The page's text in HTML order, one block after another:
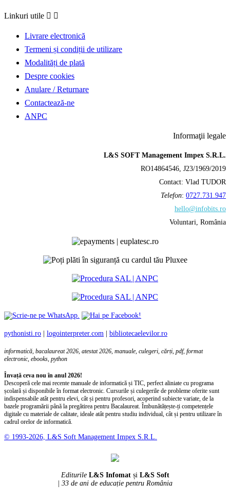
Linkuri utile  
Livrare electronică
Termeni și condiții de utilizare
Modalități de plată
Despre cookies
Anulare / Returnare
Contactează-ne
ANPC
Informaţii legale
L&S SOFT Management Impex S.R.L.
RO14864546, J23/1969/2019
Contact: Vlad TUDOR
Telefon: 0727.731.947
hello@infobits.ro
Voluntari, România
pythonisti.ro logointerpreter.com bibliotecaelevilor.ro
informatică, bacalaureat 2026, atestat 2026, manuale, culegeri, cărți, pdf, format
electronic, ebooks, python
Învață ceva nou în anul 2026!
Descoperă cele mai recente manuale de informatică și TIC, perfect aliniate cu programa
școlară și disponibile în format electronic. Cursurile și culegerile de probleme oferite sunt
indispensabile atât pentru elevi, cât și pentru profesori, acoperind subiecte variate, de la
bazele programării până la pregătirea pentru Bacalaureat. Îmbunătățește-ți competențele
digitale cu materiale de calitate, ideale atât pentru studiu individual, cât și pentru utilizare în
cadrul orelor de informatică.
© 1993-2026, L&S Soft Management Impex S.R.L.
Editurile L&S Infomatși L&S Soft
33 de ani de educație pentru România